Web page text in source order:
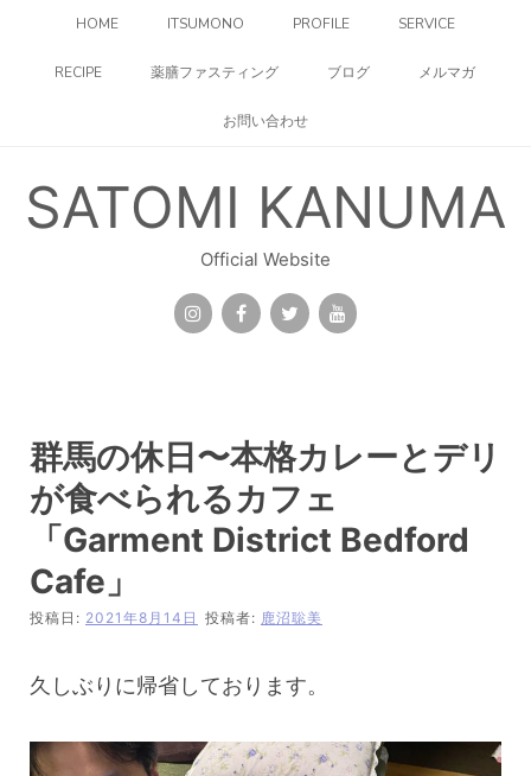
HOME ITSUMONO PROFILE SERVICE
RECIPE 薬膳ファスティング ブログ メルマガ
お問い合わせ
SATOMI KANUMA
Official Website
群馬の休日〜本格カレーとデリ
が食べられるカフェ
「Garment District Bedford
Cafe」
投稿日: 2021年8月14日 投稿者: 鹿沼聡美
久しぶりに帰省しております。